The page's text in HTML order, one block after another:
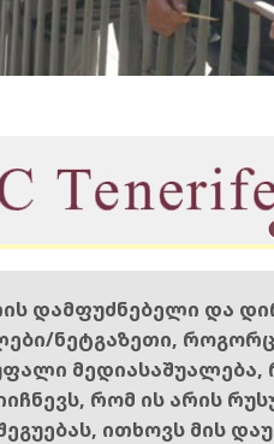
დამფუძნებელი და
ნეტგაზეთი,
რომ ის არის
ითხოვს მის